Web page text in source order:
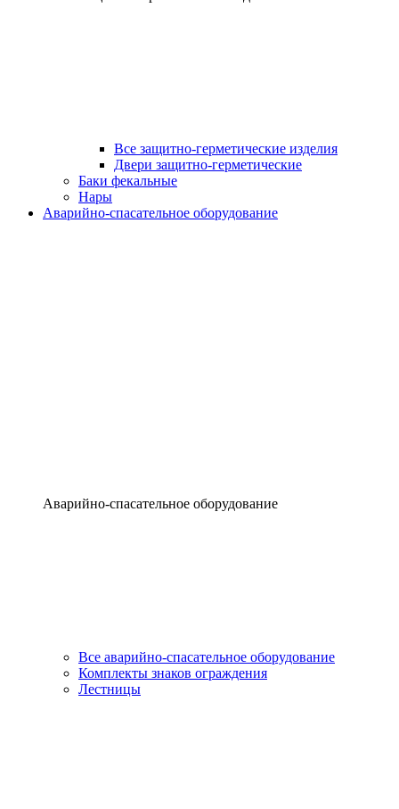
Все защитно-герметические изделия
Двери защитно-герметические
Баки фекальные
Нары
Аварийно-спасательное оборудование
Аварийно-спасательное оборудование
Все аварийно-спасательное оборудование
Комплекты знаков ограждения
Лестницы